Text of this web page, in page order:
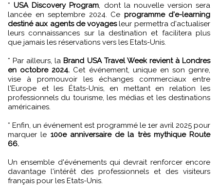
*USA Discovery Program, dont la nouvelle version sera
lancée en septembre 2024. Ce programme d'e-learning
destiné aux agents de voyagesleur permettra d'actualiser
leurs connaissances sur la destination et facilitera plus
que jamais les réservations vers les Etats-Unis.
* Par ailleurs, la Brand USA Travel Week revient à Londres
en octobre 2024. Cet événement, unique en son genre,
vise à promouvoir les échanges commerciaux entre
l'Europe et les États-Unis, en mettant en relation les
professionnels du tourisme, les médias et les destinations
américaines.
* Enfin, un événement est programmé le 1er avril 2025 pour
marquer le 100e anniversaire de la très mythique Route
66.
Un ensemble d'événements qui devrait renforcer encore
davantage l'intérêt des professionnels et des visiteurs
français pour les Etats-Unis.